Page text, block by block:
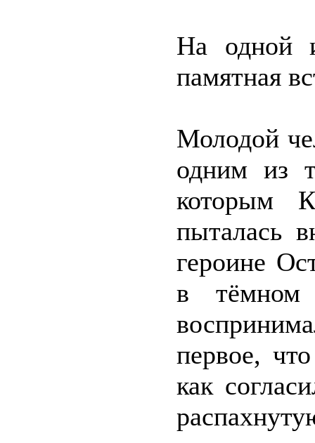
На одной
памятная
Молодой
одним из
которым
пыталась
героине
в тёмном
первое,
как